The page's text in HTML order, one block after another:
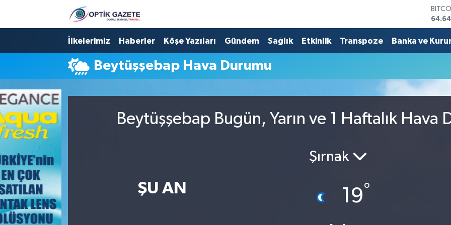
İlkelerimiz Haberler Köşe Yazıları Gündem Sağlık Etkinlik Transpoze Banka ve
Beytüşşebap Hava Durumu
Beytüşşebap Bugün, Yarın ve 1 Haftalık Hava
ŞU AN
Şırnak
19°
Nöbetçi Eczaneler
Hava Durumu
İstanbul Namaz Vakitleri
Trafik Durumu
Süper Lig Puan Durumu ve Fikstür
Tüm Manşetler
Son Dakika Haberleri
Haber Arşivi